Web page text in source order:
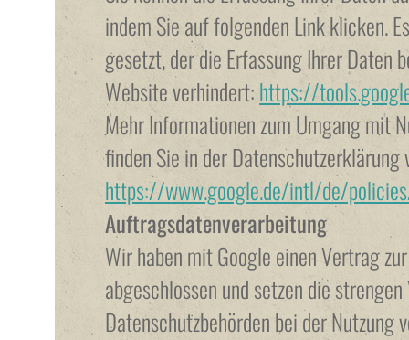
indem Sie auf folgenden Link klicken.
gesetzt, der die Erfassung Ihrer Daten
Website verhindert:https://
Mehr Informationen zum Umgang mit
finden Sie in der Datenschutzerklärung
https://www.google.de/intl/de/
Auftragsdatenverarbeitung
Wir haben mit Google einen Vertrag
abgeschlossen und setzen die
Datenschutzbehörden bei der Nutzung